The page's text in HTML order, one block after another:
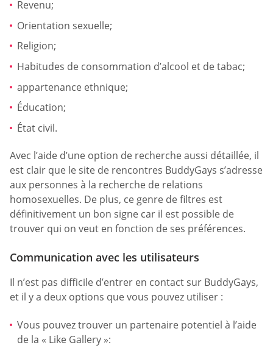
Revenu;
Orientation sexuelle;
Religion;
Habitudes de consommation d’alcool et de tabac;
appartenance ethnique;
Éducation;
État civil.
Avec l’aide d’une option de recherche aussi détaillée, il
est clair que le site de rencontres BuddyGays s’adresse
aux personnes à la recherche de relations
homosexuelles. De plus, ce genre de filtres est
définitivement un bon signe car il est possible de
trouver qui on veut en fonction de ses préférences.
Communication avec les utilisateurs
Il n’est pas difficile d’entrer en contact sur BuddyGays,
et il y a deux options que vous pouvez utiliser :
Vous pouvez trouver un partenaire potentiel à l’aide
de la « Like Gallery »: